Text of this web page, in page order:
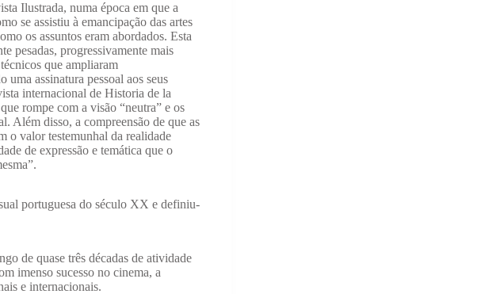
Ilustrada, numa época em que a
se assistiu à emancipação das artes
os assuntos eram abordados. Esta
pesadas, progressivamente mais
que ampliaram
assinatura pessoal aos seus
internacional de Historia de la
rompe com a visão “neutra” e os
Além disso, a compreensão de que as
o valor testemunhal da realidade
de expressão e temática que o
portuguesa do século XX e definiu-
de quase três décadas de atividade
imenso sucesso no cinema, a
e internacionais.